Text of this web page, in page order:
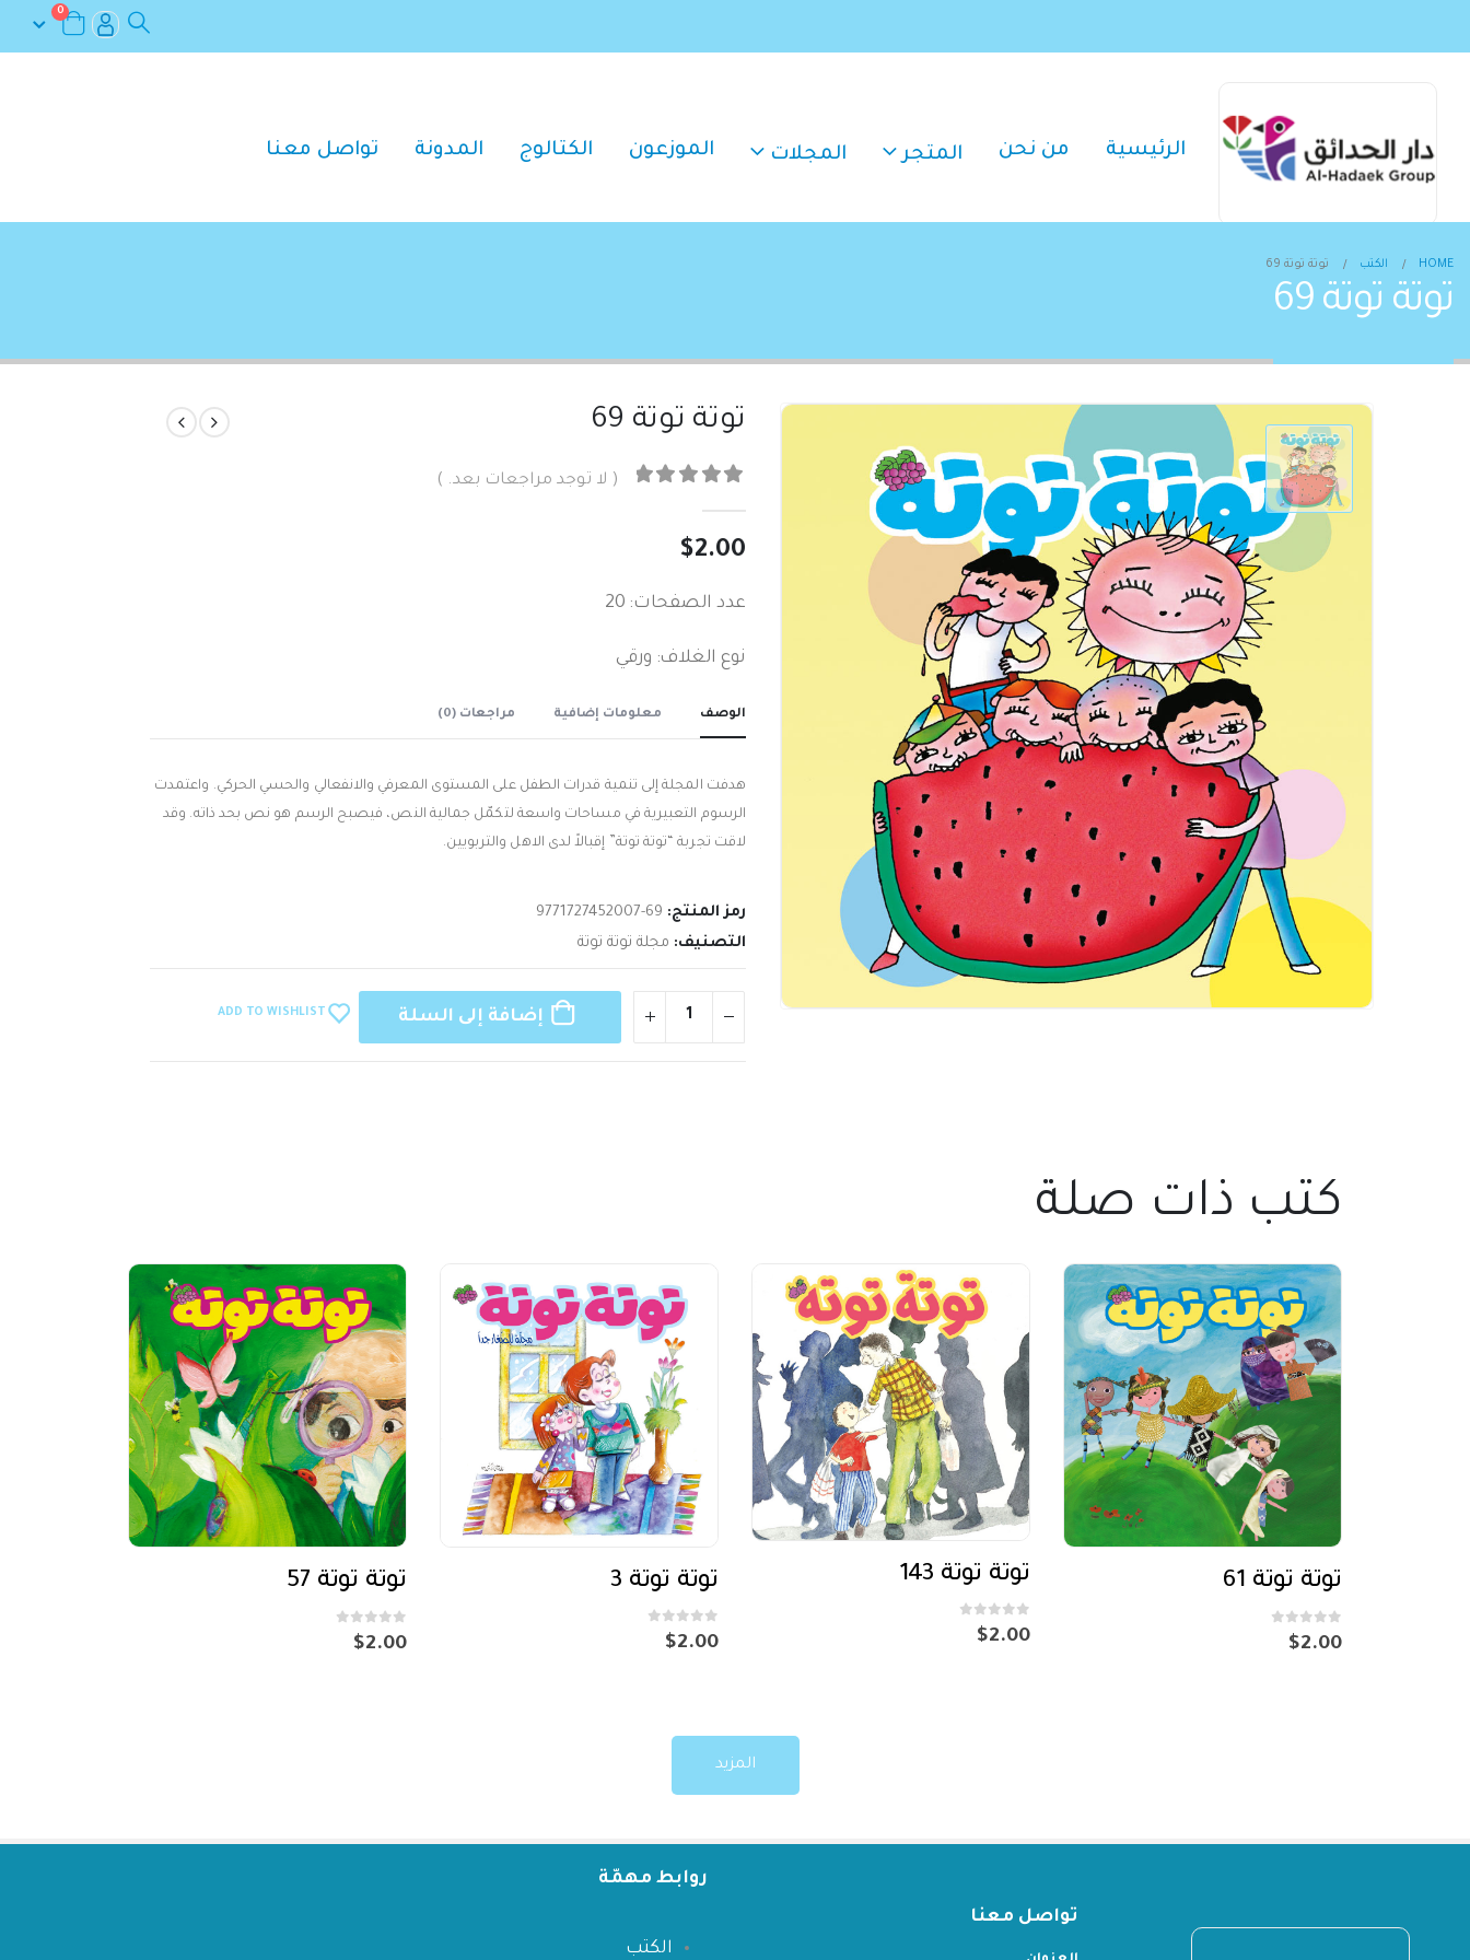
0
الرئيسية من نحن المتجر المجلات الموزعون الكتالوج المدونة تواصل معنا
HOME الكتب توتة توتة 69
توتة توتة 69
توتة توتة 69
( لا توجد مراجعات بعد. )
$2.00
عدد الصفحات: 20
نوع الغلاف: ورقي
الوصف معلومات إضافية مراجعات (0)
هدفت المجلة إلى تنمية قدرات الطفل على المستوى المعرفي والانفعالي والحسي الحركي. واعتمدت
الرسوم التعبيرية في مساحات واسعة لتكمّل جمالية النص، فيصبح الرسم هو نص بحد ذاته. وقد
لاقت تجربة “توتة توتة” إقبالاً لدى الاهل والتربويين.
رمز المنتج: 9771727452007-69
التصنيف: مجلة توتة توتة
إضافة إلى السلة ADD TO WISHLIST
كتب ذات صلة
توتة توتة 61
0
$2.00
توتة توتة 143
0
out of 5
$2.00
توتة توتة 3
0
out of 5
$2.00
توتة توتة 57
0
$2.00
المزيد
تواصل معنا
روابط مهمّة
الكتب